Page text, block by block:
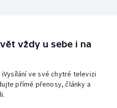
vždy u sebe i na
iVysílání ve své chytré televizi
přímé přenosy, články a